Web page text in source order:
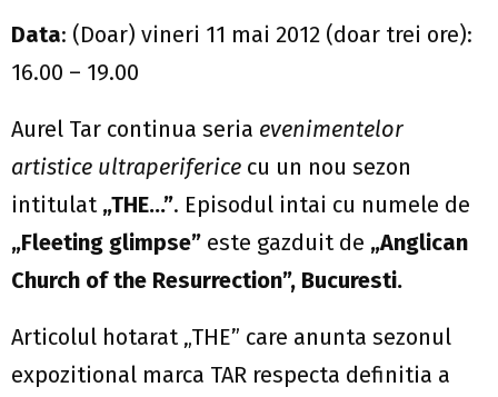
Data: (Doar) vineri 11 mai 2012 (doar trei ore):
16.00 – 19.00
Aurel Tar continua seria evenimentelor
artistice ultraperiferice cu un nou sezon
intitulat „THE…”. Episodul intai cu numele de
„Fleeting glimpse” este gazduit de „Anglican
Church of the Resurrection”, Bucuresti.
Articolul hotarat „THE” care anunta sezonul
expozitional marca TAR respecta definitia a